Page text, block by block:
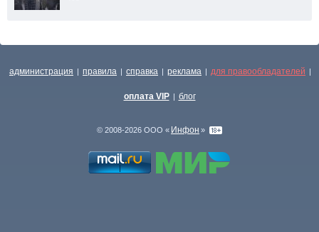
администрация | правила | справка | реклама | для правообладателей |
оплата VIP | блог
© 2008-2026 ООО « Инфон »